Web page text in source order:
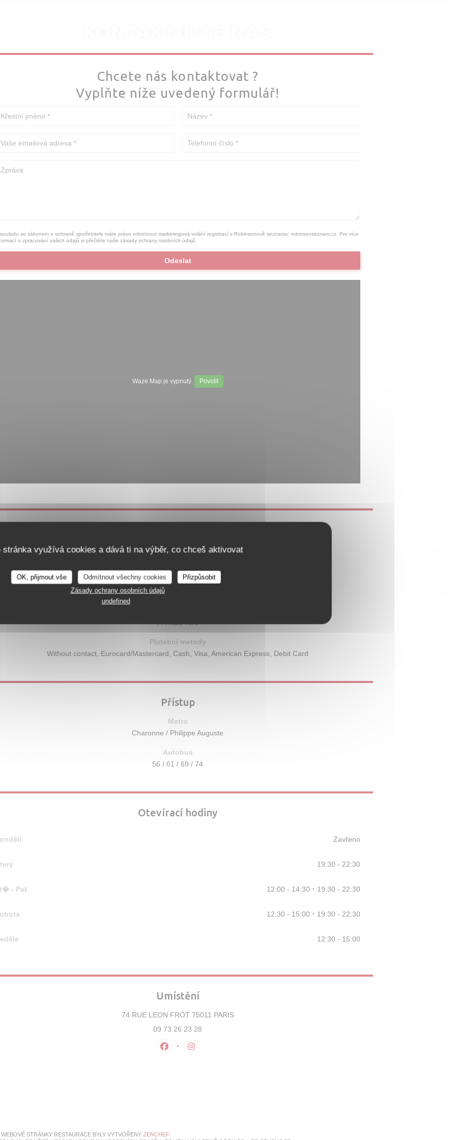
stránka využívá cookies a dává ti na výběr, co chceš aktivovat
OK, přijmout vše Odmítnout všechny cookies
Přizpůsobit
Zásady ochrany osobních údajů
undefined
Chcete nás kontaktovat ?
Vyplňte níže uvedený formulář!
se zákonem o ochraně spotřebitele máte právo odmítnout marketingová volání registrací v Robinsonově seznamu: robinsonseznam.cz . Pro více
o zpracování vašich údajů si přečtěte naše zásady ochrany osobních údajů
Waze Map je vypnutý. Povolit
Kuchyně
Typ podniku
Restaurant Amérique Latine
, Private Hire
Platební metody
Without contact, Eurocard/Mastercard, Cash, Visa, American Express, Debit Card
Přístup
Metro
Charonne / Philippe Auguste
Autobus
56 / 61 / 69 / 74
Otevírací hodiny
Zavřeno
19:30 - 22:30
- Pat 12:00 - 14:30 • 19:30 - 22:30
12:30 - 15:00 • 19:30 - 22:30
12:30 - 15:00
Umístění
74 RUE LEON FROT 75011 PARIS((otevře se v novém okně))
09 73 26 23 28
Facebook ((otevře se v novém okně))
Instagram ((otevře se v novém okně))
STRÁNKY RESTAURACE BYLY VYTVOŘENY ZENCHEF((OTEVŘE SE V NOVÉM OKNĚ))